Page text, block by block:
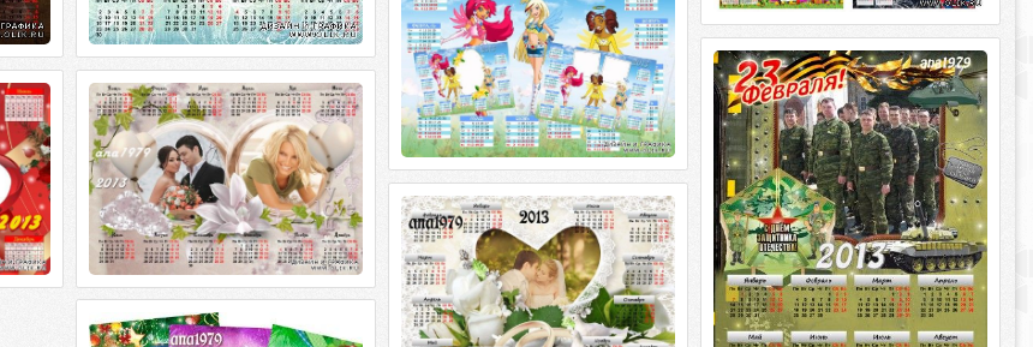
Календарь на 2013 год – Друзья
ангелов PSD и PNG | 2480 x 3543 | 300
dpi | 104,42 Мб Дизайн аnа1979
Календарь на 2013 год – С днем
защитника державы
Календарь на 2013 год – С днем
защитника державы PSD | 2480 x 3543 |
300 dpi | 45,71 Мб Дизайн
Лишь
тобою
3543 |
Календарь для фотошопа на 2013
год – Y love u
Календарь для фотошопа на 2013 год
– Y love u PSD | 2480 x 3543 | 300 dpi |
45,81 Мб Дизайн аnа1979
Календарь на 2013 год для
фотошопа - Два колечка
Календарь на 2013 год для фотошопа
- Два колечка PSD | 2480 x 3543 | 300
dpi | 48,70 Мб Дизайн
Детский календарь на 2013 год -
Любимые мультфильмы